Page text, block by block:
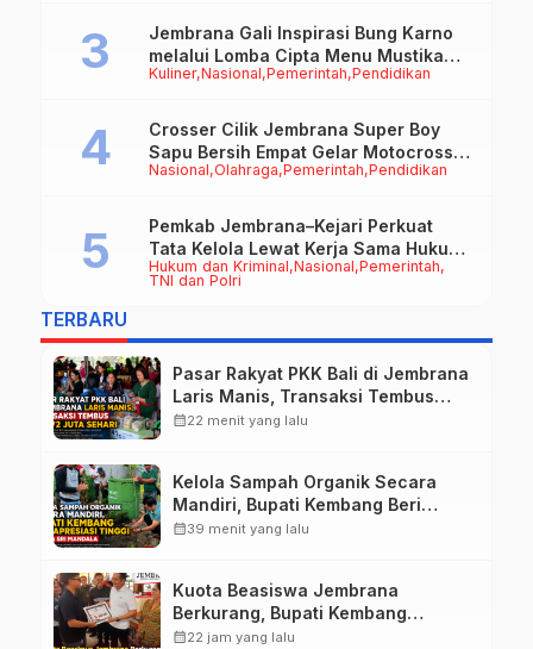
Kuliner Nasional Pemerintah Pendidikan
Jembrana Gali Inspirasi Bung Karno
melalui Lomba Cipta Menu Mustika
Rasa
Nasional Olahraga Pemerintah Pendidikan
Crosser Cilik Jembrana Super Boy
Sapu Bersih Empat Gelar Motocross
50cc
Hukum dan Kriminal Nasional Pemerintah
TNI dan Polri
Pemkab Jembrana–Kejari Perkuat
Tata Kelola Lewat Kerja Sama Hukum
Datun
TERBARU
Pasar Rakyat PKK Bali di Jembrana
Laris Manis, Transaksi Tembus
Rp.672 Juta Sehari
calendar_month22 menit yang lalu
Kelola Sampah Organik Secara
Mandiri, Bupati Kembang Beri
Apresiasi Tinggi Warga Sri
calendar_month39 menit yang lalu
Kuota Beasiswa Jembrana
Berkurang, Bupati Kembang
Siapkan Upaya Penambahan di
calendar_month22 jam yang lalu